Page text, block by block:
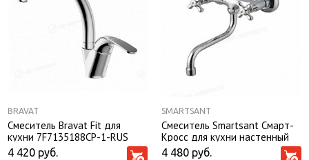
BRAVAT
Смеситель Bravat Fit для
кухни 7F7135188CP-1-RUS
4 420 руб.
SMARTSANT
Смеситель Smartsant Смарт-
Кросс для кухни настенный
4 480 руб.